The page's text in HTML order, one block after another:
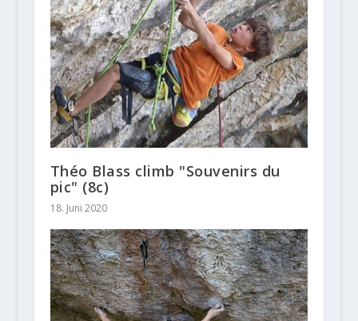
Théo Blass climb "Souvenirs du
pic" (8c)
18. Juni 2020